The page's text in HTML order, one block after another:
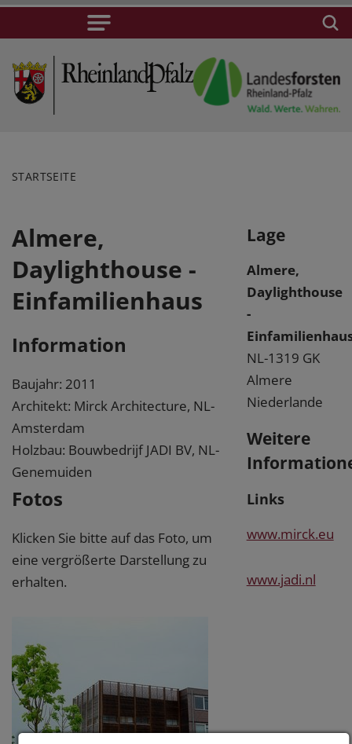
STARTSEITE
Almere,
Daylighthouse -
Einfamilienhaus
Information
Baujahr: 2011
Architekt: Mirck Architecture, NL-
Amsterdam
Holzbau: Bouwbedrijf JADI BV, NL-
Genemuiden
Fotos
Klicken Sie bitte auf das Foto, um
eine vergrößerte Darstellung zu
erhalten.
Lage
Almere,
Daylighthouse
-
NL-1319 GK
Almere
Niederlande
Weitere
Links
www.mirck.eu
www.jadi.nl